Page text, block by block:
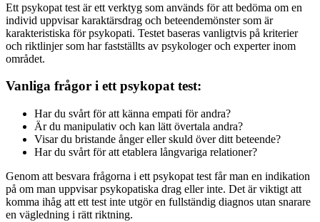
Ett psykopat test är ett verktyg som används för att bedöma om en
individ uppvisar karaktärsdrag och beteendemönster som är
karakteristiska för psykopati. Testet baseras vanligtvis på kriterier
och riktlinjer som har fastställts av psykologer och experter inom
området.
Vanliga frågor i ett psykopat test:
Har du svårt för att känna empati för andra?
Är du manipulativ och kan lätt övertala andra?
Visar du bristande ånger eller skuld över ditt beteende?
Har du svårt för att etablera långvariga relationer?
Genom att besvara frågorna i ett psykopat test får man en indikation
på om man uppvisar psykopatiska drag eller inte. Det är viktigt att
komma ihåg att ett test inte utgör en fullständig diagnos utan snarare
en vägledning i rätt riktning.